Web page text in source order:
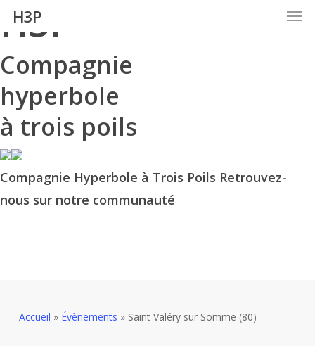
Skip
content
H3P
Compagnie
hyperbole
à trois poils
Compagnie Hyperbole à Trois Poils Retrouvez-
nous sur notre communauté
H3P
Accueil » Évènements » Saint Valéry sur Somme (80)